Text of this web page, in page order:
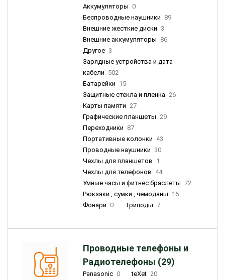
Аккумуляторы 0
Беспроводные наушники 89
Внешние жесткие диски 3
Внешние аккумуляторы 86
Другое 3
Зарядные устройства и дата
кабели 502
Батарейки 15
Защитные стекла и пленка 26
Карты памяти 27
Графические планшеты 29
Переходники 87
Портативные колонки 43
Проводные наушники 30
Чехлы для планшетов 1
Чехлы для телефонов 44
Умные часы и фитнес браслеты 72
Рюкзаки , сумки , чемоданы 16
Фонари 0 Триподы 7
Проводные телефоны и
Радиотелефоны (29)
Panasonic 0 teXet 20